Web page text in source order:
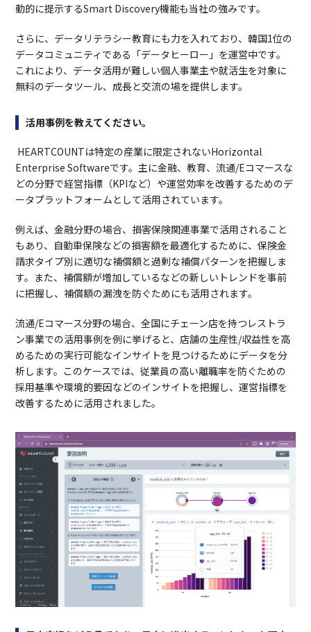
動的に提示するSmart Discovery機能も当社の強みです。
さらに、データリテラシー教育にも力を入れており、韓国1位の
データコミュニティである「データヒーロー」を運営中です。
これにより、データ活用が難しい個人事業主や就活生を対象に
無料のデータツール、成長と交流の場を提供します。
活用事例を教えてください。
HEARTCOUNTは特定の産業に限定されないHorizontal
Enterprise Softwareです。主に金融、教育、流通/Eコマースな
どの分野で経営指標（KPIなど）や運営効率を改善するためのデ
ータプラットフォームとして活用されています。
例えば、金融分野の場合、損害保険関連事業で活用されること
もあり、自動車保険などの損害額を最適化するために、保険金
請求タイプ別に適切な補償額と過剰な補償パターンを把握しま
す。また、補償額が増加しているなどの新しいトレンドを事前
に把握し、補償額の漏洩を防ぐためにも活用されます。
流通/Eコマース分野の場合、全国にチェーン店を持つレストラ
ン事業での活用事例を例に挙げると、店舗の生産性/収益性を高
めるための実行可能なインサイトを見つけるためにデータを分
析します。このケースでは、従業員の高い離職率を防ぐための
採用基準や環境的要因などのインサイトを把握し、運営指標を
改善するために活用されました。